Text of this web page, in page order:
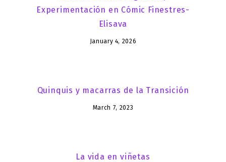
Experimentación en Cómic Finestres-
Elisava
January 4, 2026
Quinquis y macarras de la Transición
March 7, 2023
La vida en viñetas